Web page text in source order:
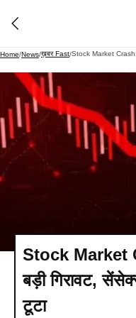
Home/News/ख़बर Fast/Stock Market Crash:
Stock Market
बड़ी गिरावट,
टूटा